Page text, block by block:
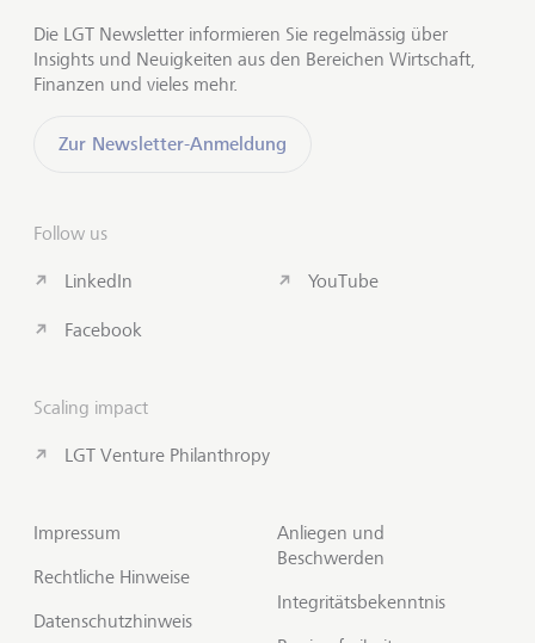
Die LGT Newsletter informieren Sie regelmässig über
Insights und Neuigkeiten aus den Bereichen Wirtschaft,
Finanzen und vieles mehr.
Zur Newsletter-Anmeldung
Follow us
LinkedIn
Facebook
YouTube
Scaling impact
LGT Venture Philanthropy
Impressum
Rechtliche Hinweise
Datenschutzhinweis
Anliegen und
Beschwerden
Integritätsbekenntnis